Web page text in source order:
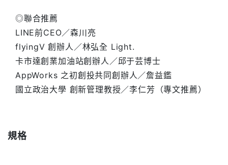
◎聯合推薦
LINE前CEO／森川亮
flyingV 創辦人／林弘全 Light.
卡市達創業加油站創辦人／邱于芸博士
AppWorks 之初創投共同創辦人／詹益鑑
國立政治大學 創新管理教授／李仁芳（專文推薦）
規格